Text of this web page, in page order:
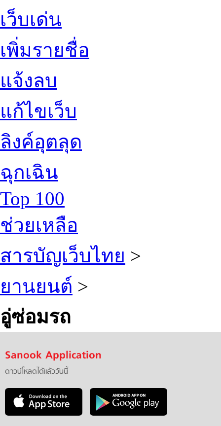
เว็บเด่น
เพิ่มรายชื่อ
แจ้งลบ
แก้ไขเว็บ
ลิงค์อุตลุด
ฉุกเฉิน
Top 100
ช่วยเหลือ
สารบัญเว็บไทย >
ยานยนต์ >
อู่ซ่อมรถ
Sanook Application
ดาวน์โหลดได้แล้ววันนี้